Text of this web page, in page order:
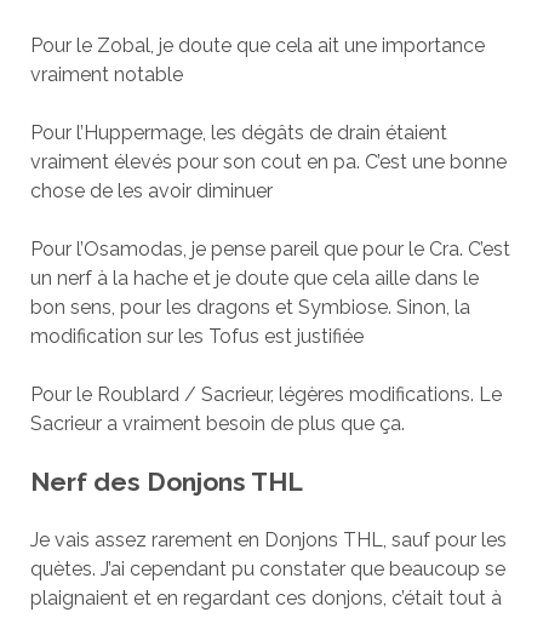
Pour le Zobal, je doute que cela ait une importance
vraiment notable
Pour l’Huppermage, les dégâts de drain étaient
vraiment élevés pour son cout en pa. C’est une bonne
chose de les avoir diminuer
Pour l’Osamodas, je pense pareil que pour le Cra. C’est
un nerf à la hache et je doute que cela aille dans le
bon sens, pour les dragons et Symbiose. Sinon, la
modification sur les Tofus est justifiée
Pour le Roublard / Sacrieur, légères modifications. Le
Sacrieur a vraiment besoin de plus que ça.
Nerf des Donjons THL
Je vais assez rarement en Donjons THL, sauf pour les
quètes. J’ai cependant pu constater que beaucoup se
plaignaient et en regardant ces donjons, c’était tout à